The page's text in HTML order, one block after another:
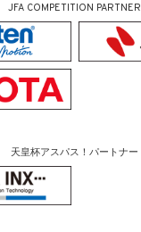
JFA COMPETITION PARTNER
天皇杯アスパス！パートナー